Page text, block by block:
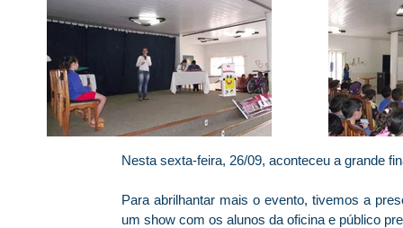
Nesta sexta-feira, 26/09, aconteceu a grande
Para abrilhantar mais o evento, tivemos a
um show com os alunos da oficina e público